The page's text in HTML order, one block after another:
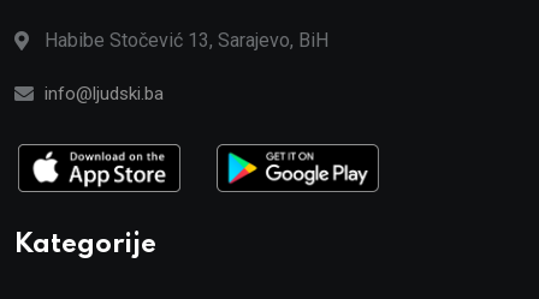
Habibe Stočević 13, Sarajevo, BiH
info@ljudski.ba
Kategorije